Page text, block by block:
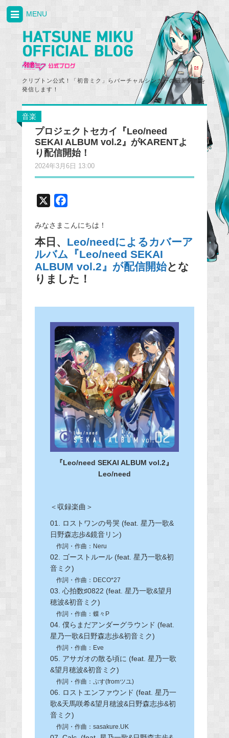
クリプトン公式！「初音ミク」らバーチャルシンガーの最新情報を
発信します！
MENU
音楽
プロジェクトセカイ『Leo/need
SEKAI ALBUM vol.2』がKARENTよ
り配信開始！
2024年3月6日 13:00
c
e
o
o
みなさまこんにちは！
本日、 Leo/needによるカバーア
ルバム『Leo/need SEKAI
ALBUM vol.2』が配信開始とな
りました！
『Leo/need SEKAI ALBUM vol.2』
Leo/need
＜収録楽曲＞
01. ロストワンの号哭 (feat. 星乃一歌&
日野森志歩&鏡音リン)
作詞・作曲：Neru
02. ゴーストルール (feat. 星乃一歌&初
音ミク)
作詞・作曲：DECO*27
03. 心拍数♯0822 (feat. 星乃一歌&望月
穂波&初音ミク)
作詞・作曲：蝶々P
04. 僕らまだアンダーグラウンド (feat.
星乃一歌&日野森志歩&初音ミク)
作詞・作曲：Eve
05. アサガオの散る頃に (feat. 星乃一歌
&望月穂波&初音ミク)
作詞・作曲：ぷす(fromツユ)
06. ロストエンファウンド (feat. 星乃一
歌&天馬咲希&望月穂波&日野森志歩&初
音ミク)
作詞・作曲：sasakure.UK